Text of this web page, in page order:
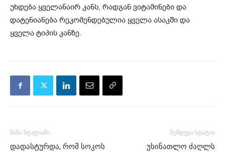
უხდება ყველანაირ კანს, რადგან ვიტამინები და
დატენიანება რეკომენდებულია ყველა ასაკში და
ყველა ტიპის კანზე.
წინა სტატიაში
დადასტურდა, რომ სოკოს
შემდეგი სტატია
უსინათლო ძაღლს